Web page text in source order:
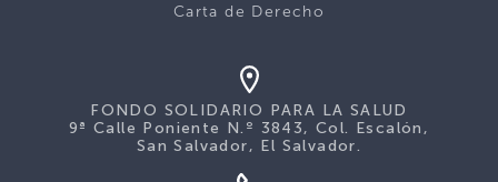
Carta de Derecho
FONDO SOLIDARIO PARA LA SALUD
9ª Calle Poniente N.º 3843, Col. Escalón,
San Salvador, El Salvador.